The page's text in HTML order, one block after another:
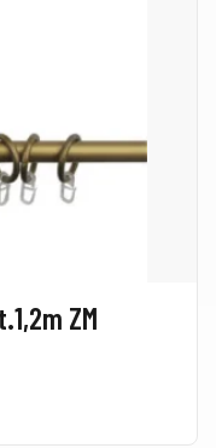
ZM